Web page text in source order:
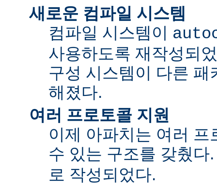
새로운 컴파일 시스템
컴파일 시스템이
사용하도록 재작성되
구성 시스템이 다른 패
해졌다.
여러 프로토콜 지원
이제 아파치는 여러
수 있는 구조를 갖췄
로 작성되었다.